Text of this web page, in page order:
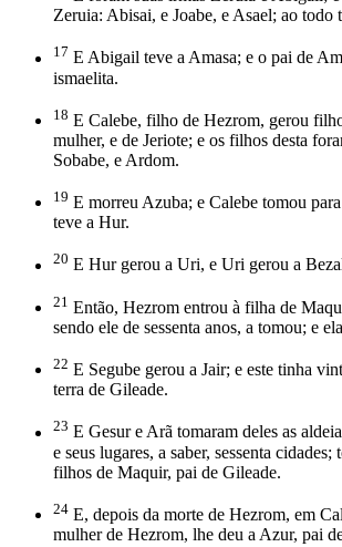
Zeruia: Abisai, e Joabe, e Asael; ao todo
17 E Abigail teve a Amasa; e o pai de
ismaelita.
18 E Calebe, filho de Hezrom, gerou
mulher, e de Jeriote; e os filhos desta
Sobabe, e Ardom.
19 E morreu Azuba; e Calebe tomou
teve a Hur.
20 E Hur gerou a Uri, e Uri gerou a
21 Então, Hezrom entrou à filha de
sendo ele de sessenta anos, a tomou; e
22 E Segube gerou a Jair; e este tinha
terra de Gileade.
23 E Gesur e Arã tomaram deles as
e seus lugares, a saber, sessenta cidades;
filhos de Maquir, pai de Gileade.
24 E, depois da morte de Hezrom, em
mulher de Hezrom, lhe deu a Azur, pai